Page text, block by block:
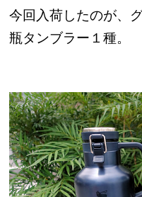
今回入荷したのが、
瓶タンブラー１種。